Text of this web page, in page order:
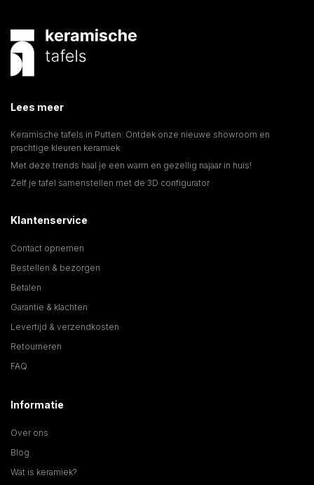
Lees meer
Keramische tafels in Putten: Ontdek onze nieuwe showroom en
prachtige kleuren keramiek
Met deze trends haal je een warm en gezellig najaar in huis!
Zelf je tafel samenstellen met de 3D configurator
Klantenservice
Contact opnemen
Bestellen & bezorgen
Betalen
Garantie & klachten
Levertijd & verzendkosten
Retourneren
FAQ
Informatie
Over ons
Blog
Wat is keramiek?